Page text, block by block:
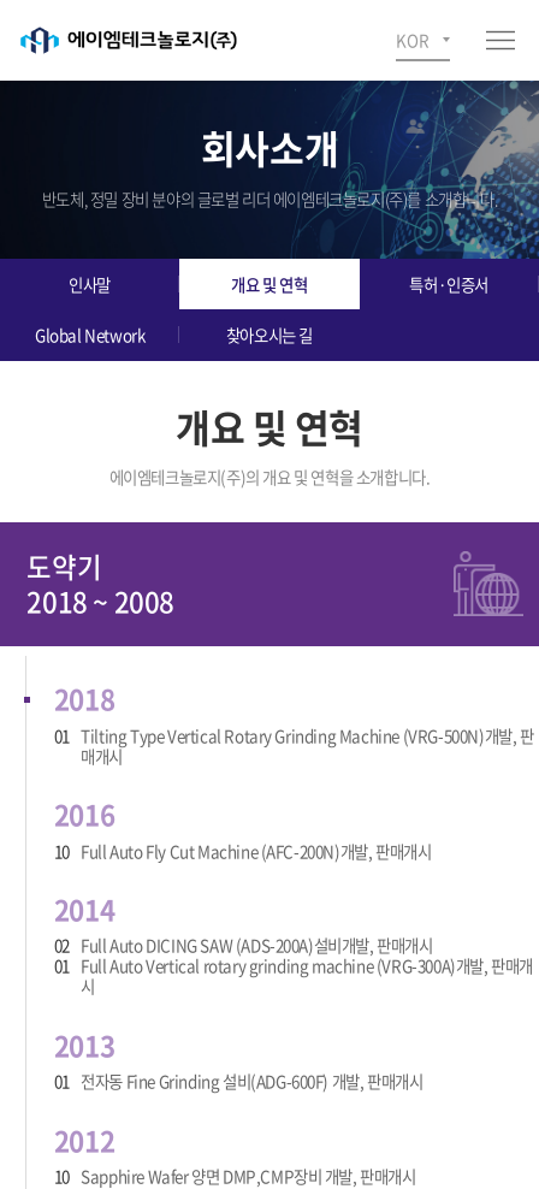
KOR
회사소개
반도체, 정밀 장비 분야의 글로벌 리더 에이엠테크놀로지(주)를 소개합니다.
인사말 개요 및 연혁 특허·인증서
Global Network 찾아오시는 길
개요 및 연혁
에이엠테크놀로지(주)의 개요 및 연혁을 소개합니다.
도약기
2018 ~ 2008
2018
01 Tilting Type Vertical Rotary Grinding Machine (VRG-500N)개발, 판
매개시
2016
10 Full Auto Fly Cut Machine (AFC-200N)개발, 판매개시
2014
02 Full Auto DICING SAW (ADS-200A)설비개발, 판매개시
01 Full Auto Vertical rotary grinding machine (VRG-300A)개발, 판매개
시
2013
01 전자동 Fine Grinding 설비(ADG-600F) 개발, 판매개시
2012
10 Sapphire Wafer 양면 DMP,CMP장비 개발, 판매개시